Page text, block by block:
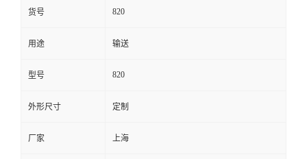
货号 820
用途 输送
型号 820
外形尺寸 定制
厂家 上海